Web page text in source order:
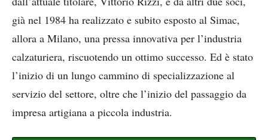
già nel 1984 ha realizzato e subito esposto al Simac,
allora a Milano, una pressa innovativa per l’industria
calzaturiera, riscuotendo un ottimo successo. Ed è stato
l’inizio di un lungo cammino di specializzazione al
servizio del settore, oltre che l’inizio del passaggio da
impresa artigiana a piccola industria.